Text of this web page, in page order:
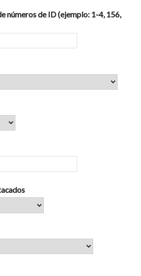
números de ID (ejemplo: 1-4, 156,